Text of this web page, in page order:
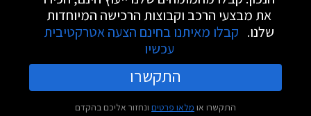
את מבצעי הרכב וקבוצות הרכישה המיוחדות
שלנו. קבלו מאיתנו בחינם הצעה אטרקטיבית
עכשיו
התקשרו
התקשרו או מלאו פרטים ונחזור אליכם בהקדם